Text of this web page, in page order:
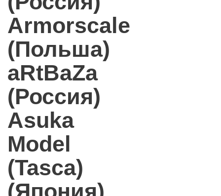
Armorscale
(Польша)
aRtBaZa
(Россия)
Asuka
Model
(Tasca)
(Япония)